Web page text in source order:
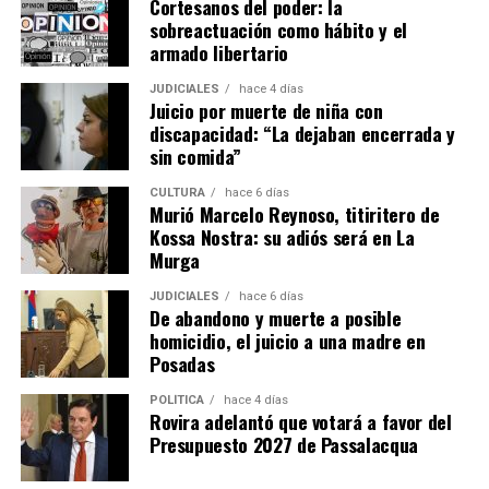
El fiscal Vladimir Glinka encabeza la acusación.
Las vecinas
El día más complicado para la imputada fue el miércoles
entre los testigos citados estuvieron una empleada doméstica y
dos vecinas que coincidieron al describir condiciones de
Cortesanos del poder: la
sobreactuación como hábito y el
armado libertario
JUDICIALES hace 4 días
Juicio por muerte de niña con
discapacidad: “La dejaban encerrada y
sin comida”
CULTURA hace 6 días
Murió Marcelo Reynoso, titiritero de
Kossa Nostra: su adiós será en La
Murga
JUDICIALES hace 6 días
De abandono y muerte a posible
homicidio, el juicio a una madre en
Posadas
POLÍTICA hace 4 días
Rovira adelantó que votará a favor del
Presupuesto 2027 de Passalacqua